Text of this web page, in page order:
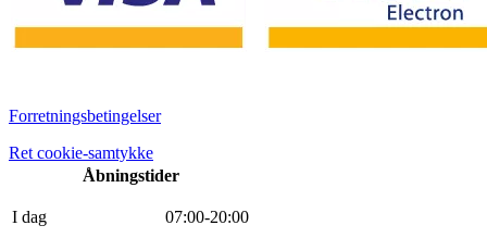
Forretningsbetingelser
Ret cookie-samtykke
Åbningstider
I dag 07:00-20:00